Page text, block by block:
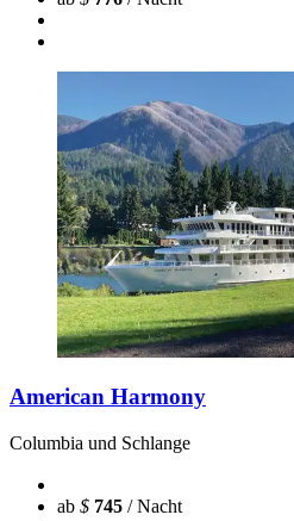
American Harmony
Columbia und Schlange
ab $ 745 / Nacht